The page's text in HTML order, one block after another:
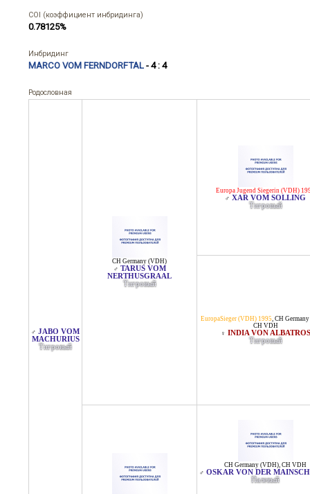
COI (коэффициент инбридинга)
0.78125%
Инбридинг
MARCO VOM FERNDORFTAL - 4 : 4
Родословная
♂ JABO VOM
MACHURIUS
Тигровый
CH Germany (VDH)
♂ TARUS VOM
NERTHUSGRAAL
Тигровый
Europa Jugend Siegerin (VDH)
♂ XAR VOM SOLLING
Тигровый
EuropaSieger (VDH) 1995, CH
CH VDH
♀ INDIA VON ALBATROS
Тигровый
CH Germany (VDH), CH VDH
♂ OSKAR VON DER
Палевый